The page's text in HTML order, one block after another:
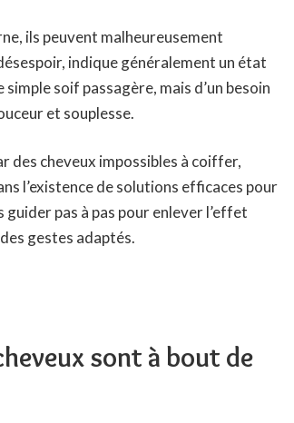
ils peuvent malheureusement
indique généralement un état
soif passagère, mais d’un besoin
et souplesse.
des cheveux impossibles à coiffer,
l’existence de solutions efficaces pour
pas à pas pour enlever l’effet
gestes adaptés.
sont à bout de